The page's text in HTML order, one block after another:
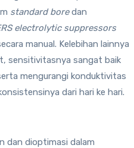
standard boredan
electrolytic suppressors
manual. Kelebihan lainnya
sensitivitasnya sangat baik
mengurangi konduktivitas
dari hari ke hari.
dan dioptimasi dalam